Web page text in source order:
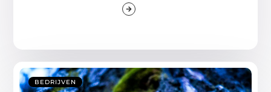
BEDRIJVEN